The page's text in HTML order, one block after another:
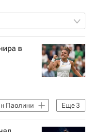
в
Еще3
Паолини